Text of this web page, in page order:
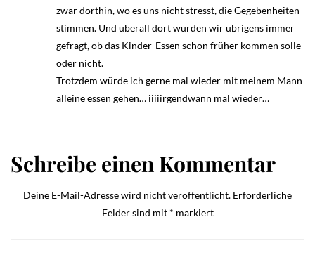
zwar dorthin, wo es uns nicht stresst, die Gegebenheiten
stimmen. Und überall dort würden wir übrigens immer
gefragt, ob das Kinder-Essen schon früher kommen solle
oder nicht.
Trotzdem würde ich gerne mal wieder mit meinem Mann
alleine essen gehen… iiiiirgendwann mal wieder…
Schreibe einen Kommentar
Deine E-Mail-Adresse wird nicht veröffentlicht. Erforderliche
Felder sind mit * markiert